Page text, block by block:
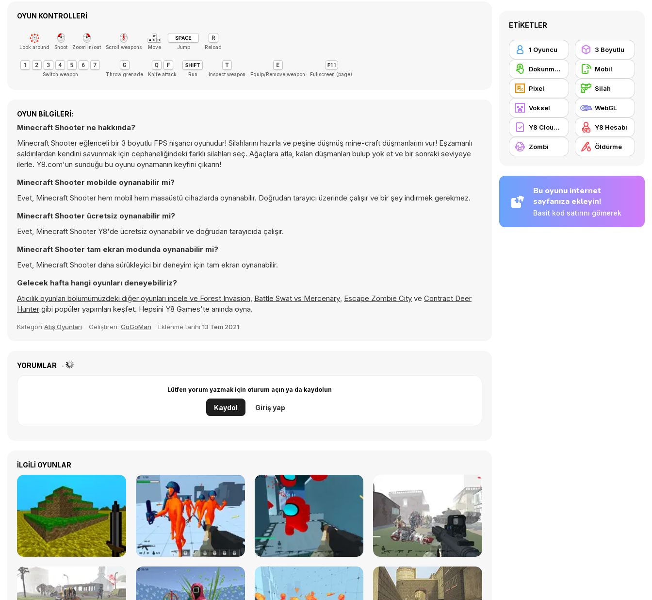
OYUN KONTROLLERI
Look around Shoot Zoom in/out Scroll weapons Move Jump Reload
Switch weapon Throw grenade Knife attack Run Inspect weapon Equip/Remove weapon Fullscreen (page)
OYUN BILGILERI:
Minecraft Shooter ne hakkında?
Minecraft Shooter eğlenceli bir 3 boyutlu FPS nişancı oyunudur! Silahlarını hazırla ve peşine düşmüş mine-craft düşmanlarını vur! Eşzamanlı
saldırılardan kendini savunmak için cephaneliğindeki farklı silahları seç. Ağaçlara atla, kalan düşmanları bulup yok et ve bir sonraki seviyeye
ilerle. Y8.com'un sunduğu bu oyunu oynamanın keyfini çıkarın!
Minecraft Shooter mobilde oynanabilir mi?
Evet, Minecraft Shooter hem mobil hem masaüstü cihazlarda oynanabilir. Doğrudan tarayıcı üzerinde çalışır ve bir şey indirmek gerekmez.
Minecraft Shooter ücretsiz oynanabilir mi?
Evet, Minecraft Shooter Y8'de ücretsiz oynanabilir ve doğrudan tarayıcıda çalışır.
Minecraft Shooter tam ekran modunda oynanabilir mi?
Evet, Minecraft Shooter daha sürükleyici bir deneyim için tam ekran oynanabilir.
Gelecek hafta hangi oyunları deneyebiliriz?
Atıcılık oyunları bölümümüzdeki diğer oyunları incele ve Forest Invasion, Battle Swat vs Mercenary, Escape Zombie City ve Contract Deer
Hunter gibi popüler yapımları keşfet. Hepsini Y8 Games'te anında oyna.
Kategori Atış Oyunları Geliştiren: GoGoMan Eklenme tarihi 13 Tem 2021
YORUMLAR
Lütfen yorum yazmak için oturum açın ya da kaydolun
Kaydol Giriş yap
İLGILI OYUNLAR
ETIKETLER
1 Oyuncu 3 Boyutlu
Dokunmatik ekran Mobil
Pixel Silah
Voksel WebGL
Y8 Cloud Save Y8 Hesabı
Zombi Öldürme
Bu oyunu internet
sayfanıza ekleyin!
Basit kod satırını gömerek